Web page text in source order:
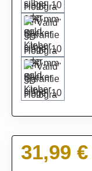
Regulärer Preis:
31,99 €